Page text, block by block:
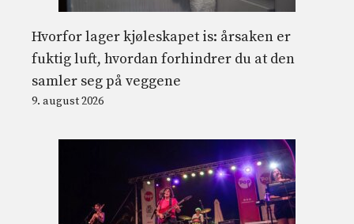
Hvorfor lager kjøleskapet is: årsaken er
fuktig luft, hvordan forhindrer du at den
samler seg på veggene
9. august 2026